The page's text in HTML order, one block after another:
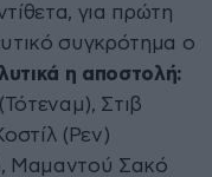
για πρώτη
συγκρότημα ο
η αποστολή:
Στιβ
(Ρεν)
Μαμαντού Σακό